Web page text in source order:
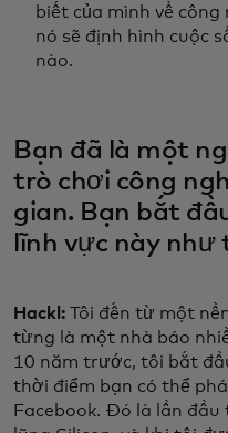
biết của mình về
nó sẽ định hình cuộc
nào.
Bạn đã là một
trò chơi công
gian. Bạn bắt
lĩnh vực này như
Hackl: Tôi đến từ một
từng là một nhà báo
10 năm trước, tôi bắt
thời điểm bạn có thể
Facebook. Đó là lần